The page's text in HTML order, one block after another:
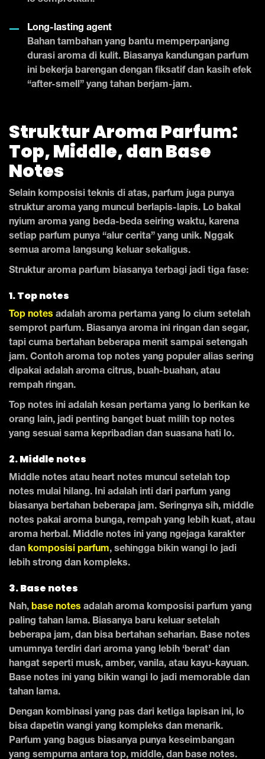
Long-lasting agent
Bahan tambahan yang bantu memperpanjang
durasi aroma di kulit. Biasanya kandungan parfum
ini bekerja barengan dengan fiksatif dan kasih efek
“after-smell” yang tahan berjam-jam.
Struktur Aroma Parfum:
Top, Middle, dan Base
Notes
Selain komposisi teknis di atas, parfum juga punya
struktur aroma yang muncul berlapis-lapis. Lo bakal
nyium aroma yang beda-beda seiring waktu, karena
setiap parfum punya “alur cerita” yang unik. Nggak
semua aroma langsung keluar sekaligus.
Struktur aroma parfum biasanya terbagi jadi tiga fase:
1. Top notes
Top notes adalah aroma pertama yang lo cium setelah
semprot parfum. Biasanya aroma ini ringan dan segar,
tapi cuma bertahan beberapa menit sampai setengah
jam. Contoh aroma top notes yang populer alias sering
dipakai adalah aroma citrus, buah-buahan, atau
rempah ringan.
Top notes ini adalah kesan pertama yang lo berikan ke
orang lain, jadi penting banget buat milih top notes
yang sesuai sama kepribadian dan suasana hati lo.
2. Middle notes
Middle notes atau heart notes muncul setelah top
notes mulai hilang. Ini adalah inti dari parfum yang
biasanya bertahan beberapa jam. Seringnya sih, middle
notes pakai aroma bunga, rempah yang lebih kuat, atau
aroma herbal. Middle notes ini yang ngejaga karakter
dan komposisi parfum, sehingga bikin wangi lo jadi
lebih strong dan kompleks.
3. Base notes
Nah, base notes adalah aroma komposisi parfum yang
paling tahan lama. Biasanya baru keluar setelah
beberapa jam, dan bisa bertahan seharian. Base notes
umumnya terdiri dari aroma yang lebih ‘berat’ dan
hangat seperti musk, amber, vanila, atau kayu-kayuan.
Base notes ini yang bikin wangi lo jadi memorable dan
tahan lama.
Dengan kombinasi yang pas dari ketiga lapisan ini, lo
bisa dapetin wangi yang kompleks dan menarik.
Parfum yang bagus biasanya punya keseimbangan
yang sempurna antara top, middle, dan base notes.